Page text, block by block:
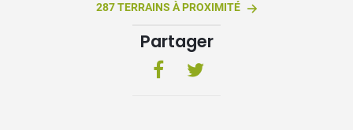
287 TERRAINS À PROXIMITÉ
Partager